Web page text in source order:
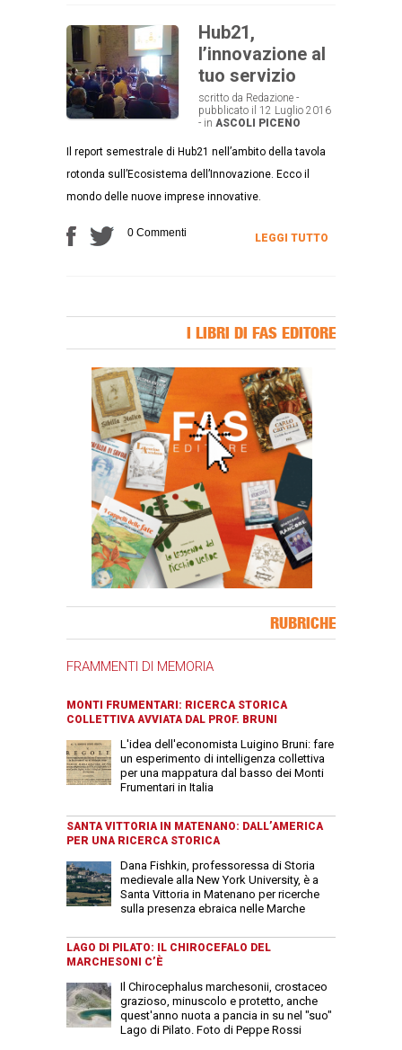
Hub21,
l’innovazione al
tuo servizio
scritto da Redazione -
pubblicato il 12 Luglio 2016
- in ASCOLI PICENO
Il report semestrale di Hub21 nell’ambito della tavola
rotonda sull’Ecosistema dell’Innovazione. Ecco il
mondo delle nuove imprese innovative.
0 Commenti LEGGI TUTTO
I LIBRI DI FAS EDITORE
RUBRICHE
FRAMMENTI DI MEMORIA
MONTI FRUMENTARI: RICERCA STORICA
COLLETTIVA AVVIATA DAL PROF. BRUNI
L'idea dell'economista Luigino Bruni: fare
un esperimento di intelligenza collettiva
per una mappatura dal basso dei Monti
Frumentari in Italia
SANTA VITTORIA IN MATENANO: DALL’AMERICA
PER UNA RICERCA STORICA
Dana Fishkin, professoressa di Storia
medievale alla New York University, è a
Santa Vittoria in Matenano per ricerche
sulla presenza ebraica nelle Marche
LAGO DI PILATO: IL CHIROCEFALO DEL
MARCHESONI C’È
Il Chirocephalus marchesonii, crostaceo
grazioso, minuscolo e protetto, anche
quest'anno nuota a pancia in su nel "suo"
Lago di Pilato. Foto di Peppe Rossi